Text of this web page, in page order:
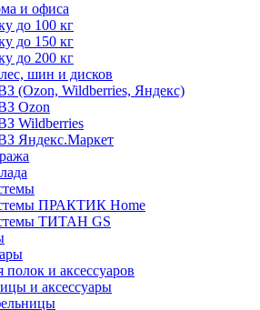
и офиса
до 100 кг
до 150 кг
до 200 кг
шин и дисков
(Ozon, Wildberries, Яндекс)
Ozon
Wildberries
Яндекс.Маркет
ПРАКТИК Home
ТИТАН GS
и аксессуаров
и аксессуары